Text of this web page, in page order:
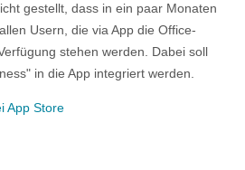
gestellt, dass in ein paar Monaten
Usern, die via App die Office-
stehen werden. Dabei soll
in die App integriert werden.
App Store